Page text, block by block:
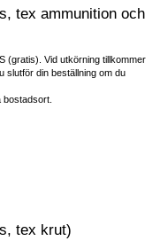
tex ammunition och
(gratis). Vid utkörning tillkommer
slutför din beställning om du
tex krut)